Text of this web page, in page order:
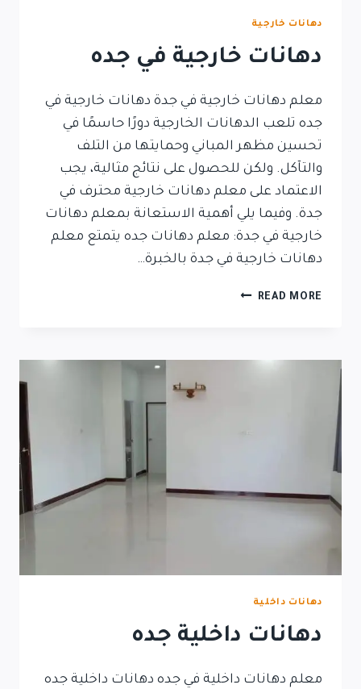
دهانات خارجية
دهانات خارجية في جده
معلم دهانات خارجية في جدة دهانات خارجية في
جده تلعب الدهانات الخارجية دورًا حاسمًا في
تحسين مظهر المباني وحمايتها من التلف
والتآكل. ولكن للحصول على نتائج مثالية، يجب
الاعتماد على معلم دهانات خارجية محترف في
جدة. وفيما يلي أهمية الاستعانة بمعلم دهانات
خارجية في جدة: معلم دهانات جده يتمتع معلم
دهانات خارجية في جدة بالخبرة…
READ MORE
دهانات داخلية
دهانات داخلية جده
معلم دهانات داخلية في جده دهانات داخلية جده